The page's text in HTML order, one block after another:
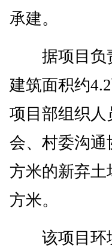
承建。
据项目负责
建筑面积约
项目部组织
会、村委沟通
方米的新弃土
方米。
该项目环境